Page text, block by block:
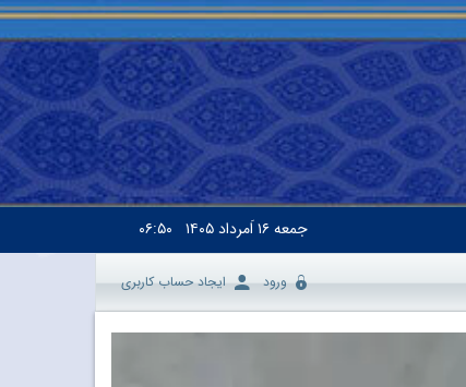
جمعه۱۶ اَمرداد ۱۴۰۵ ۰۶:۵۰
ورود ایجاد حساب کاربری